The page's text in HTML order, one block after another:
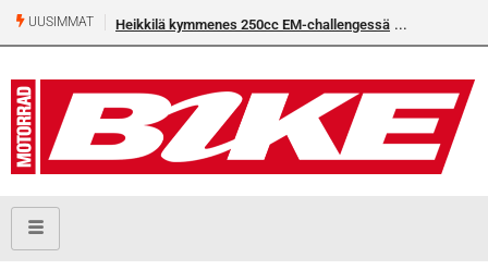
UUSIMMAT Heikkilä kymmenes 250cc EM-challengessä